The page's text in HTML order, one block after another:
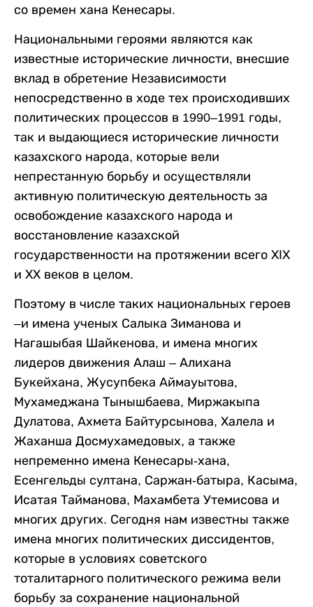
со времен хана Кенесары.
Национальными героями являются как
известные исторические личности, внесшие
вклад в обретение Независимости
непосредственно в ходе тех происходивших
политических процессов в 1990–1991 годы,
так и выдающиеся исторические личности
казахского народа, которые вели
непрестанную борьбу и осуществляли
активную политическую деятельность за
освобождение казахского народа и
восстановление казахской
государственности на протяжении всего ХІХ
и ХХ веков в целом.
Поэтому в числе таких национальных героев
–и имена ученых Салыка Зиманова и
Нагашыбая Шайкенова, и имена многих
лидеров движения Алаш – Алихана
Букейхана, Жусупбека Аймауытова,
Мухамеджана Тынышбаева, Миржакыпа
Дулатова, Ахмета Байтурсынова, Халела и
Жаханша Досмухамедовых, а также
непременно имена Кенесары-хана,
Есенгельды султана, Саржан-батыра, Касыма,
Исатая Тайманова, Махамбета Утемисова и
многих других. Сегодня нам известны также
имена многих политических диссидентов,
которые в условиях советского
тоталитарного политического режима вели
борьбу за сохранение национальной